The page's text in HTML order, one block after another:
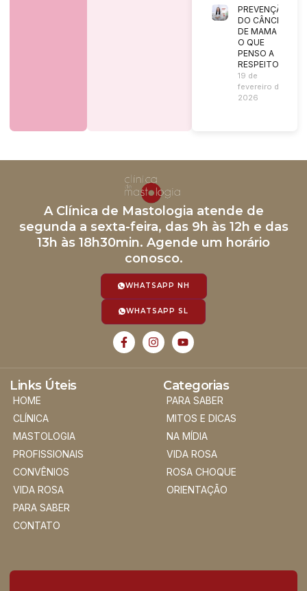
PREVENÇÃO
DO CÂNCER
DE MAMA |
O QUE
PENSO A
RESPEITO?
19 de
fevereiro de
2026
A Clínica de Mastologia atende de
segunda a sexta-feira, das 9h às 12h e das
13h às 18h30min. Agende um horário
conosco.
WHATSAPP NH
WHATSAPP SL
Links Úteis
HOME
CLÍNICA
MASTOLOGIA
PROFISSIONAIS
CONVÊNIOS
VIDA ROSA
PARA SABER
CONTATO
Categorias
PARA SABER
MITOS E DICAS
NA MÍDIA
VIDA ROSA
ROSA CHOQUE
ORIENTAÇÃO